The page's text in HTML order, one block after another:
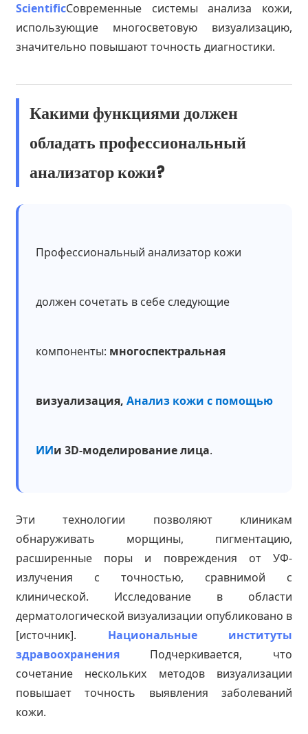
ScientificСовременные системы анализа кожи,
использующие многосветовую визуализацию,
значительно повышают точность диагностики.
Какими функциями должен
обладать профессиональный
анализатор кожи?
Профессиональный анализатор кожи
должен сочетать в себе следующие
компоненты: многоспектральная
визуализация, Анализ кожи с помощью
ИИи 3D-моделирование лица.
Эти технологии позволяют клиникам
обнаруживать морщины, пигментацию,
расширенные поры и повреждения от УФ-
излучения с точностью, сравнимой с
клинической. Исследование в области
дерматологической визуализации опубликовано в
[источник]. Национальные институты
здравоохраненияПодчеркивается, что
сочетание нескольких методов визуализации
повышает точность выявления заболеваний
кожи.